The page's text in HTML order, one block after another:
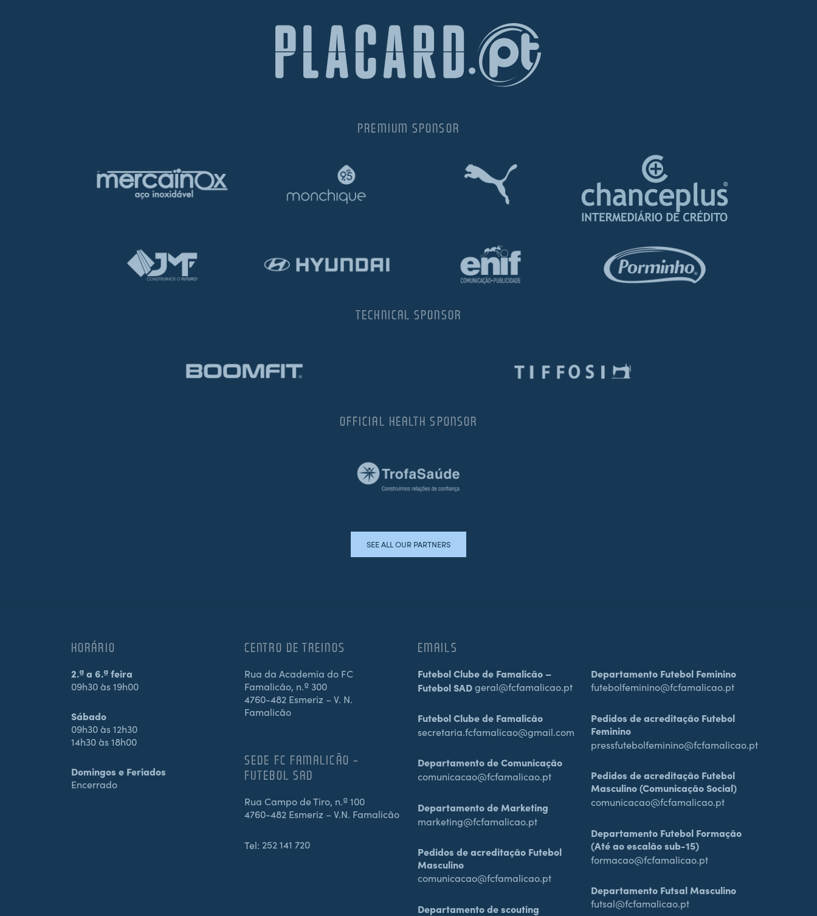
PREMIUM SPONSOR
TECHNICAL SPONSOR
OFFICIAL HEALTH SPONSOR
SEE ALL OUR PARTNERS
HORÁRIO
2.ª a 6.ª feira
09h30 às 19h00
Sábado
09h30 às 12h30
14h30 às 18h00
Domingos e Feriados
Encerrado
CENTRO DE TREINOS
Rua da Academia do FC
Famalicão, n.º 300
4760-482 Esmeriz – V. N.
Famalicão
SEDE FC FAMALICÃO –
FUTEBOL SAD
Rua Campo de Tiro, n.º 100
4760-482 Esmeriz – V.N. Famalicão
Tel: 252 141 720
EMAILS
Futebol Clube de Famalicão –
Futebol SADgeral@fcfamalicao.pt
Futebol Clube de Famalicão
secretaria.fcfamalicao@gmail.com
Departamento de Comunicação
comunicacao@fcfamalicao.pt
Departamento de Marketing
marketing@fcfamalicao.pt
Pedidos de acreditação Futebol
Masculino
comunicacao@fcfamalicao.pt
Departamento de scouting
Departamento Futebol Feminino
futebolfeminino@fcfamalicao.pt
Pedidos de acreditação Futebol
Feminino
pressfutebolfeminino@fcfamalicao.pt
Pedidos de acreditação Futebol
Masculino (Comunicação Social)
comunicacao@fcfamalicao.pt
Departamento Futebol Formação
(Até ao escalão sub-15)
formacao@fcfamalicao.pt
Departamento Futsal Masculino
futsal@fcfamalicao.pt